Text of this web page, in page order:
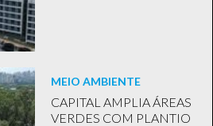
MEIO AMBIENTE
CAPITAL AMPLIA ÁREAS
VERDES COM PLANTIO